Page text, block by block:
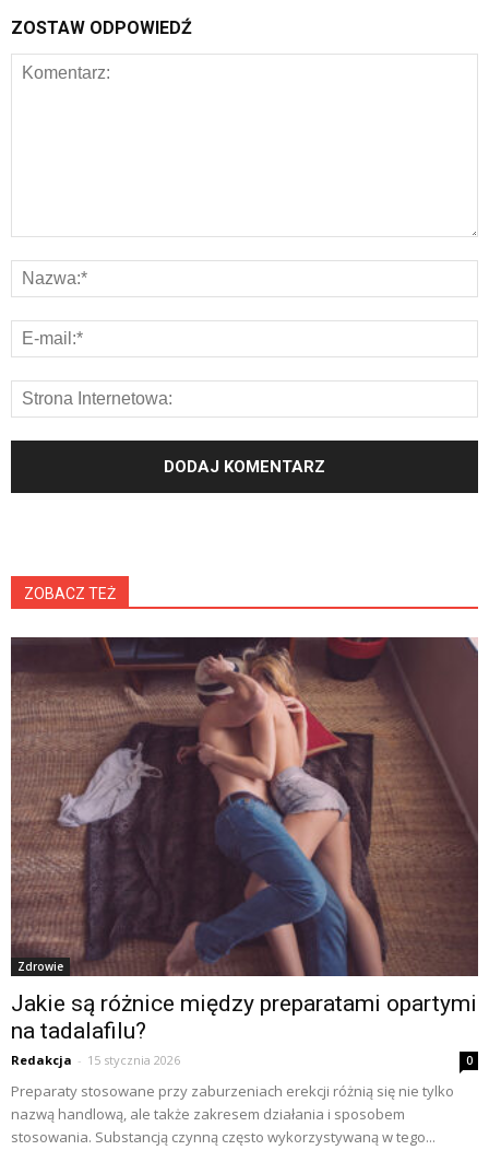
ZOSTAW ODPOWIEDŹ
ZOBACZ TEŻ
Zdrowie
Jakie są różnice między preparatami opartymi
na tadalafilu?
Redakcja - 15 stycznia 2026 0
Preparaty stosowane przy zaburzeniach erekcji różnią się nie tylko
nazwą handlową, ale także zakresem działania i sposobem
stosowania. Substancją czynną często wykorzystywaną w tego...